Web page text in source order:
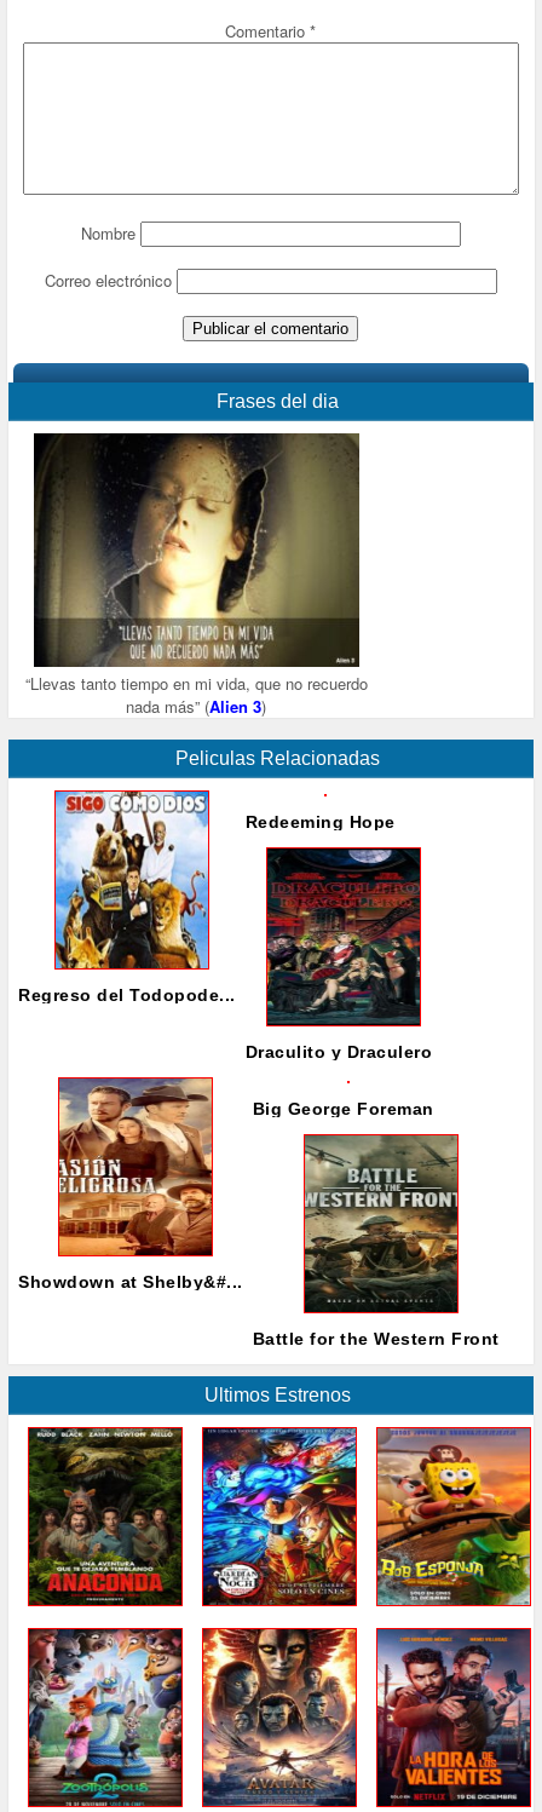
Comentario*
Nombre
Correo electrónico
Frases del dia
“Llevas tanto tiempo en mi vida, que no recuerdo
nada más” (Alien 3)
Peliculas Relacionadas
Regreso del Todopode...
Redeeming Hope
Draculito y Draculero
Showdown at Shelby&#...
Big George Foreman
Battle for the Western Front
Ultimos Estrenos